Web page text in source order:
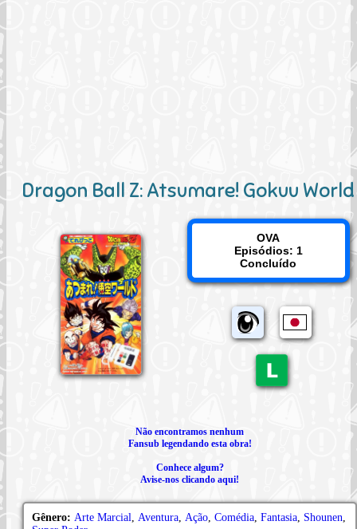
Dragon Ball Z: Atsumare! Gokuu World
OVA
Episódios: 1
Concluído
Não encontramos nenhum
Fansub legendando esta obra!
Conhece algum?
Avise-nos clicando aqui!
Gênero: Arte Marcial Aventura Ação Comédia Fantasia Shounen